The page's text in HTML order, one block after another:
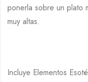
ponerla sobre un plato
muy altas.
Incluye Elementos